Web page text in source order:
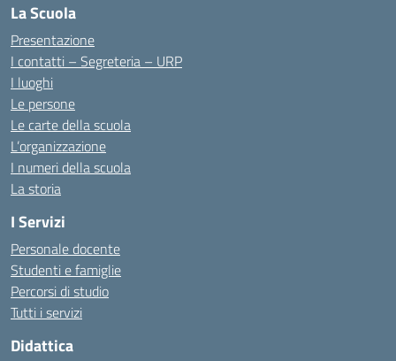
La Scuola
Presentazione
I contatti – Segreteria – URP
I luoghi
Le persone
Le carte della scuola
L’organizzazione
I numeri della scuola
La storia
I Servizi
Personale docente
Studenti e famiglie
Percorsi di studio
Tutti i servizi
Didattica